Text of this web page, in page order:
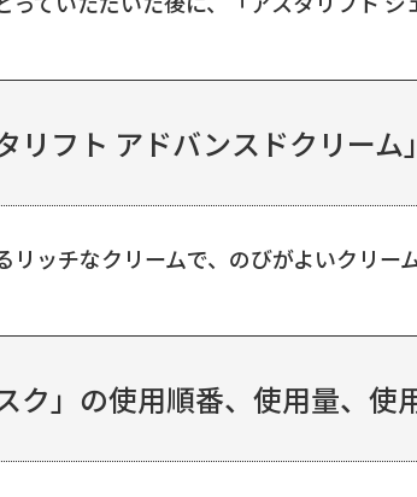
リフト アドバンスドクリー
リッチなクリームで、のびがよいクリー
ク」の使用順番、使用量、使